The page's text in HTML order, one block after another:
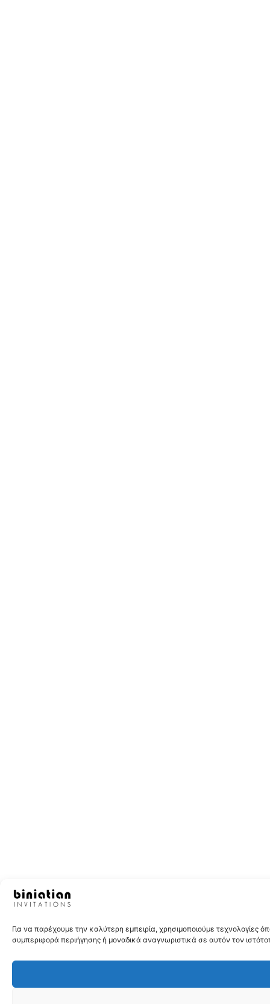
Για να παρέχουμε την καλύτερη εμπειρία, χρησιμοποιούμε
συμπεριφορά περιήγησης ή μοναδικά αναγνωριστικά σε αυτόν τον